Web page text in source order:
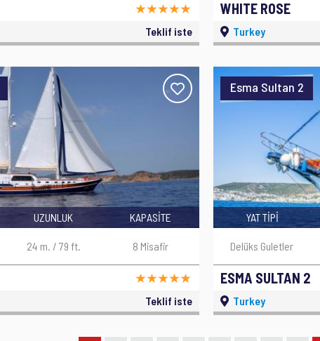
Teklif iste
WHITE ROSE
Turkey
UZUNLUK
24 m. / 79 ft.
KAPASİTE
8 Misafir
Teklif iste
Esma Sultan 2
ESMA SULTAN 2
YAT TİPİ
Delüks Guletler
Turkey